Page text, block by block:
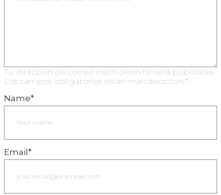
Tu dirección de correo electrónico no será publicada.
Los campos obligatorios están marcados con *
Name*
Email *